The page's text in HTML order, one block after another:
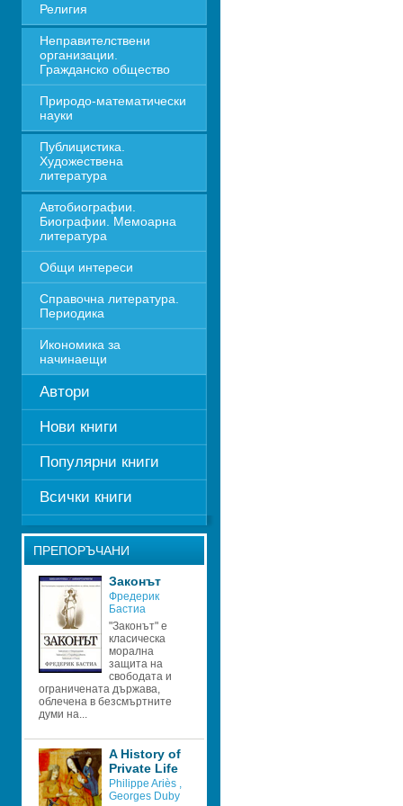
Религия
Неправителствени
организации.
Гражданско общество
Природо-математически
науки
Публицистика.
Художествена
литература
Автобиографии.
Биографии. Мемоарна
литература
Общи интереси
Справочна литература.
Периодика
Икономика за
начинаещи
Автори
Нови книги
Популярни книги
Всички книги
ПРЕПОРЪЧАНИ
Законът
Фредерик
Бастиа
"Законът" е
класическа
морална
защита на
свободата и
ограничената държава,
облечена в безсмъртните
думи на...
A History of
Private Life
Philippe Ariès ,
Georges Duby